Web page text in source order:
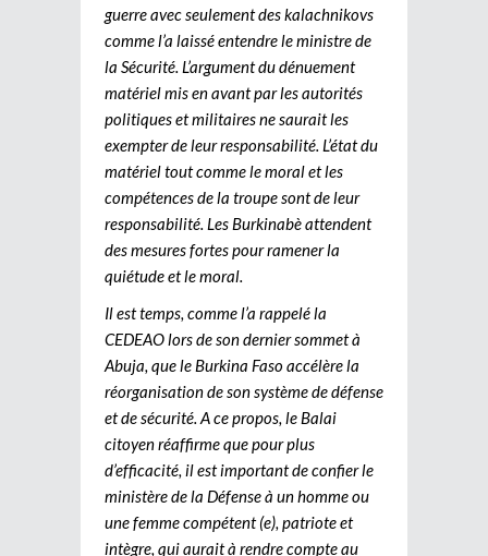
guerre avec seulement des kalachnikovs
comme l’a laissé entendre le ministre de
la Sécurité. L’argument du dénuement
matériel mis en avant par les autorités
politiques et militaires ne saurait les
exempter de leur responsabilité. L’état du
matériel tout comme le moral et les
compétences de la troupe sont de leur
responsabilité. Les Burkinabè attendent
des mesures fortes pour ramener la
quiétude et le moral.
Il est temps, comme l’a rappelé la
CEDEAO lors de son dernier sommet à
Abuja, que le Burkina Faso accélère la
réorganisation de son système de défense
et de sécurité. A ce propos, le Balai
citoyen réaffirme que pour plus
d’efficacité, il est important de confier le
ministère de la Défense à un homme ou
une femme compétent (e), patriote et
intègre, qui aurait à rendre compte au